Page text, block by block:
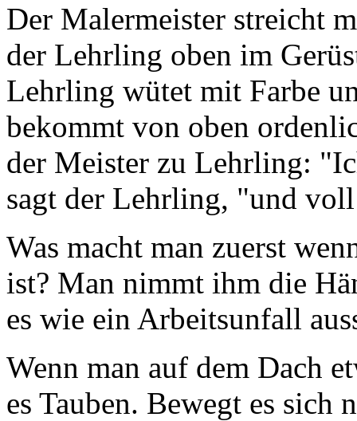
Der Malermeister streicht
der Lehrling oben im
Lehrling wütet mit Farbe
bekommt von oben
der Meister zu Lehrling:
sagt der Lehrling, "und
Was macht man zuerst
ist? Man nimmt ihm die
es wie ein Arbeitsunfall
Wenn man auf dem Dach
es Tauben. Bewegt es sich